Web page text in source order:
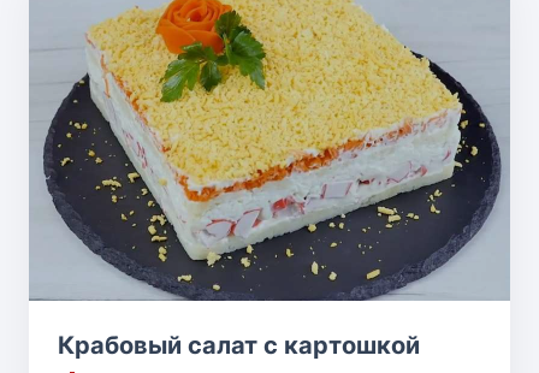
Крабовый салат с картошкой